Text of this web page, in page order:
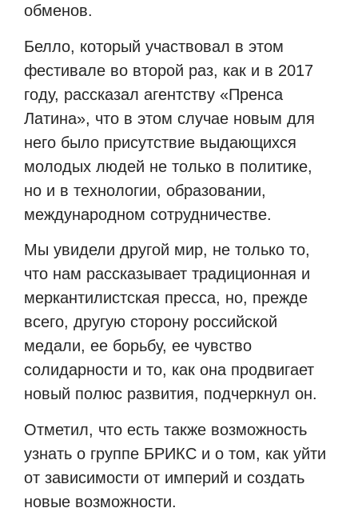
обменов.
Белло, который участвовал в этом
фестивале во второй раз, как и в 2017
году, рассказал агентству «Пренса
Латина», что в этом случае новым для
него было присутствие выдающихся
молодых людей не только в политике,
но и в технологии, образовании,
международном сотрудничестве.
Мы увидели другой мир, не только то,
что нам рассказывает традиционная и
меркантилистская пресса, но, прежде
всего, другую сторону российской
медали, ее борьбу, ее чувство
солидарности и то, как она продвигает
новый полюс развития, подчеркнул он.
Отметил, что есть также возможность
узнать о группе БРИКС и о том, как уйти
от зависимости от империй и создать
новые возможности.